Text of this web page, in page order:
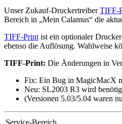
Unser Zukauf-DruckertreiberTIFF-
Bereich in
Mein Calamus die
TIFF-Print ist ein optionaler
ebenso die Auflösung. Wahlweise
TIFF-Print: Die Änderungen in
Fix: Ein Bug in MagicMacX
Neu: SL2003 R3 wird
(Versionen 5.03/5.04 waren
Service-Bereich